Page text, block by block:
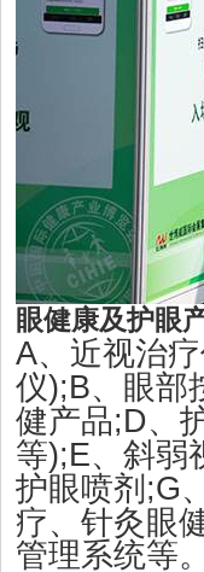
眼健康及护眼
A、近视治
仪);B、眼部
健产品;D、
等);E、斜弱
护眼喷剂 ;G
疗、针灸眼
管理系统等。